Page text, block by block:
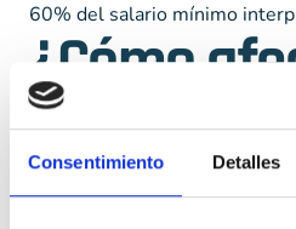
Consentimiento Detalles
60% del salario mínimo
¿Cómo
este